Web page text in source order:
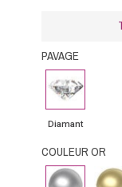
PAVAGE
Diamant
Diamant
COULEUR OR
Or
Or